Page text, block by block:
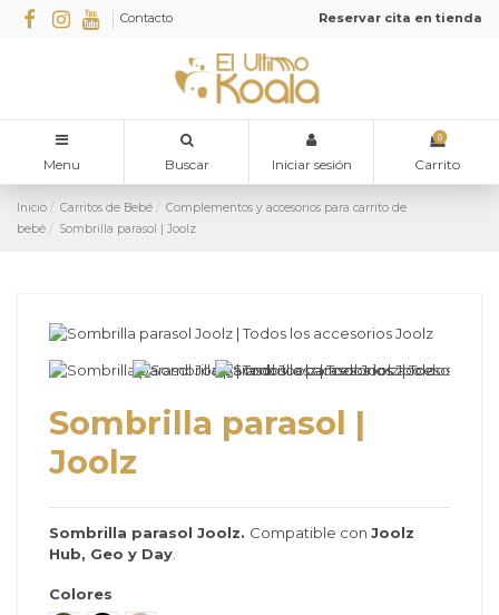
Contacto Reservar cita en tienda
Menu Buscar Iniciar sesión
0
Carrito
Inicio Carritos de Bebé
Complementos y accesorios para carrito de
bebé
Sombrilla parasol | Joolz
Sombrilla parasol |
Joolz
Sombrilla parasol Joolz. Compatible con Joolz
Hub, Geo y Day.
Colores